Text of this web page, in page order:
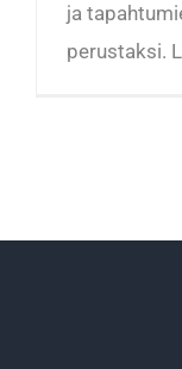
ja
perustaksi.